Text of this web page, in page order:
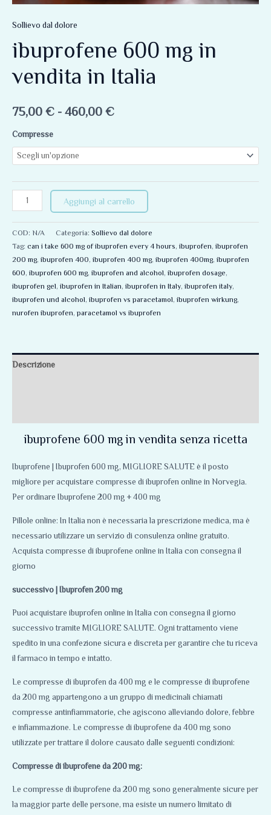
Sollievo dal dolore
ibuprofene 600 mg in
vendita in Italia
75,00 € - 460,00 €
Compresse
Aggiungi al carrello
COD: N/A Categoria: Sollievo dal dolore
Tag: can i take 600 mg of ibuprofen every 4 hours, ibuprofen, ibuprofen
200 mg, ibuprofen 400, ibuprofen 400 mg, ibuprofen 400mg, ibuprofen
600, ibuprofen 600 mg, ibuprofen and alcohol, ibuprofen dosage,
ibuprofen gel, ibuprofen in Italian, ibuprofen in Italy, ibuprofen italy,
ibuprofen und alcohol, ibuprofen vs paracetamol, ibuprofen wirkung,
nurofen ibuprofen, paracetamol vs ibuprofen
Descrizione
ibuprofene 600 mg in vendita senza ricetta
Ibuprofene | Ibuprofen 600 mg, MIGLIORE SALUTE è il posto
migliore per acquistare compresse di ibuprofen online in Norvegia.
Per ordinare Ibuprofene 200 mg + 400 mg
Pillole online: In Italia non è necessaria la prescrizione medica, ma è
necessario utilizzare un servizio di consulenza online gratuito.
Acquista compresse di ibuprofene online in Italia con consegna il
giorno
successivo | Ibuprofen 200 mg
Puoi acquistare ibuprofen online in Italia con consegna il giorno
successivo tramite MIGLIORE SALUTE. Ogni trattamento viene
spedito in una confezione sicura e discreta per garantire che tu riceva
il farmaco in tempo e intatto.
Le compresse di ibuprofen da 400 mg e le compresse di ibuprofene
da 200 mg appartengono a un gruppo di medicinali chiamati
compresse antinfiammatorie, che agiscono alleviando dolore, febbre
e infiammazione. Le compresse di ibuprofene da 400 mg sono
utilizzate per trattare il dolore causato dalle seguenti condizioni:
Compresse di ibuprofene da 200 mg:
Le compresse di ibuprofene da 200 mg sono generalmente sicure per
la maggior parte delle persone, ma esiste un numero limitato di